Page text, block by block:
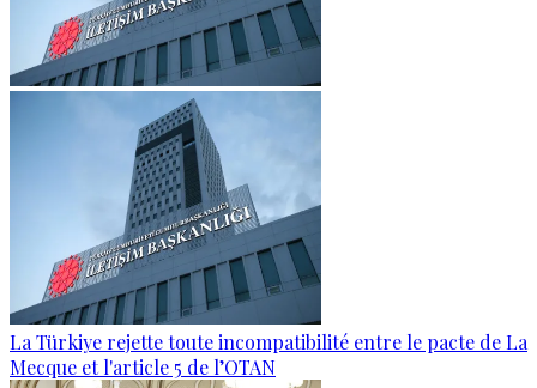
La Türkiye rejette toute incompatibilité entre le pacte de La
Mecque et l'article 5 de l’OTAN